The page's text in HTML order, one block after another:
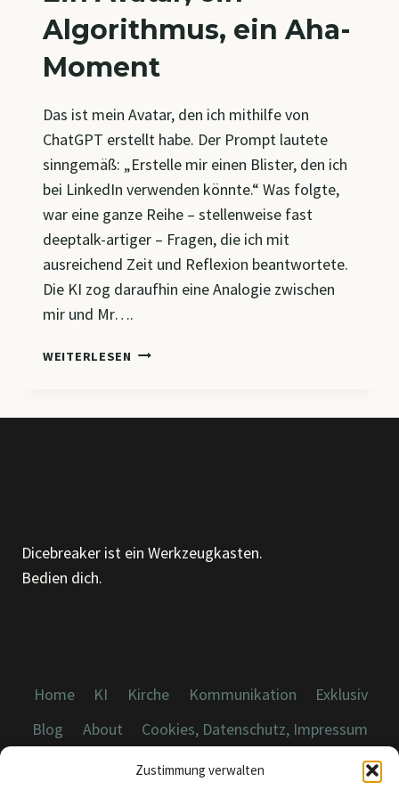
Zustimmung verwalten
Algorithmus, ein Aha-
Moment
Das ist mein Avatar, den ich mithilfe von
ChatGPT erstellt habe. Der Prompt lautete
sinngemäß: „Erstelle mir einen Blister, den ich
bei LinkedIn verwenden könnte.“ Was folgte,
war eine ganze Reihe – stellenweise fast
deeptalk-artiger – Fragen, die ich mit
ausreichend Zeit und Reflexion beantwortete.
Die KI zog daraufhin eine Analogie zwischen
mir und Mr….
WEITERLESEN EIN
Dicebreaker ist ein Werkzeugkasten.
Bedien dich.
Home KI Kirche Kommunikation
Exklusiv
Blog
About Cookies, Datenschutz, Impressum